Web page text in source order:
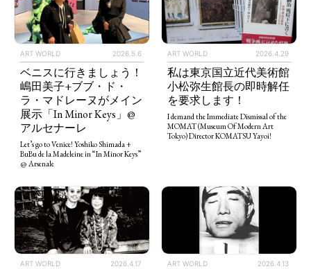
ART WORLD 2026.5.6
ベニスに行きましょう！
嶋田美子+ブブ・ド・
ラ・マドレーヌがメイン
展示「In Minor Keys」@
アルセナーレ
Let’s go to Venice! Yoshiko Shimada +
BuBu de la Madeleine in “In Minor Keys”
@ Arsenale
ART WORLD 2026.4.29
私は東京国立近代美術館
小松弥生館長の即時解任
を要求します！
I demand the Immediate Dismissal of the
MOMAT (Museum Of Modern Art
Tokyo) Director KOMATSU Yayoi!
ART WORLD 2026.4.17 ART WORLD 2026.4.13